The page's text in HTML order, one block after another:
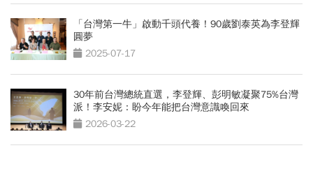
「台灣第一牛」啟動千頭代養！90歲劉泰英為李登輝
圓夢
2025-07-17
30年前台灣總統直選，李登輝、彭明敏凝聚75%台灣
派！李安妮：盼今年能把台灣意識喚回來
2026-03-22